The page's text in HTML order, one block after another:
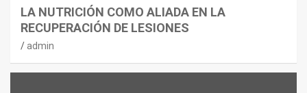
LA NUTRICIÓN COMO ALIADA EN LA
RECUPERACIÓN DE LESIONES
admin